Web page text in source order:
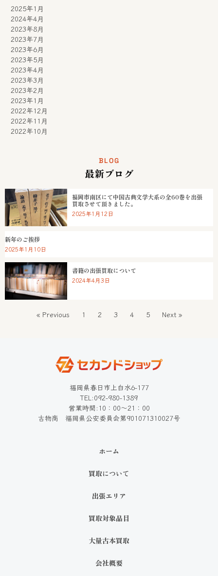
2025年1月
2024年4月
2023年8月
2023年7月
2023年6月
2023年5月
2023年4月
2023年3月
2023年2月
2023年1月
2022年12月
2022年11月
2022年10月
BLOG
最新ブログ
福岡市南区にて中国古典文学大系の全60巻を出張
買取させて頂きました。
2025年1月12日
新年のご挨拶
2025年1月10日
書籍の出張買取について
2024年4月3日
« Previous 1 2 3 4 5 Next »
福岡県春日市上白水6-177
TEL:092-980-1389
営業時間:10：00～21：00
古物商 福岡県公安委員会第901071310027号
ホーム
買取について
出張エリア
買取対象品目
大量古本買取
会社概要